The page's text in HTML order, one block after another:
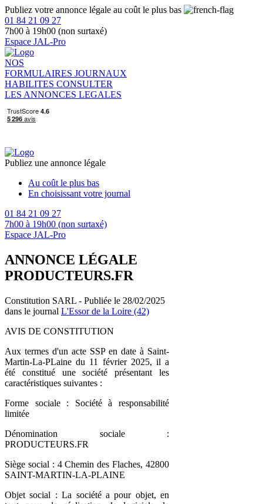
Publiez votre annonce légale au coût le plus bas
01 84 21 09 27
7h00 à 19h00 (non surtaxé)
Espace JAL-Pro
NOS
FORMULAIRES JOURNAUX
HABILITES CONSULTER
LES ANNONCES LEGALES
Publiez une annonce légale
Au coût le plus bas
En choisissant votre journal
01 84 21 09 27
7h00 à 19h00 (non surtaxé)
Espace JAL-Pro
ANNONCE LÉGALE
PRODUCTEURS.FR
Constitution SARL - Publiée le 28/02/2025
dans le journal L'Essor de la Loire (42)
AVIS DE CONSTITUTION
Aux termes d'un acte SSP en date à Saint-
Martin-La-PLaine du 11 février 2025, il a
été constitué une société présentant les
caractéristiques suivantes :
Forme sociale : Société à responsabilité
limitée
Dénomination sociale :
PRODUCTEURS.FR
Siège social : 4 Chemin des Flaches, 42800
SAINT-MARTIN-LA-PLAINE
Objet social : La société a pour objet, en